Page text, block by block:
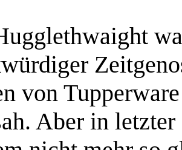
von
Aber in